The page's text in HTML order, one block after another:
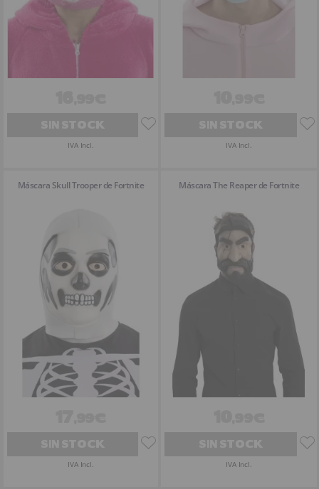
IVA Incl. IVA Incl.
Máscara Skull Trooper de Fortnite
IVA Incl.
Máscara The Reaper de Fortnite
IVA Incl.